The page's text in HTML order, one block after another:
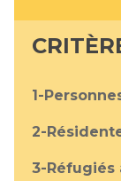
1-
2-
3-Réfugiés